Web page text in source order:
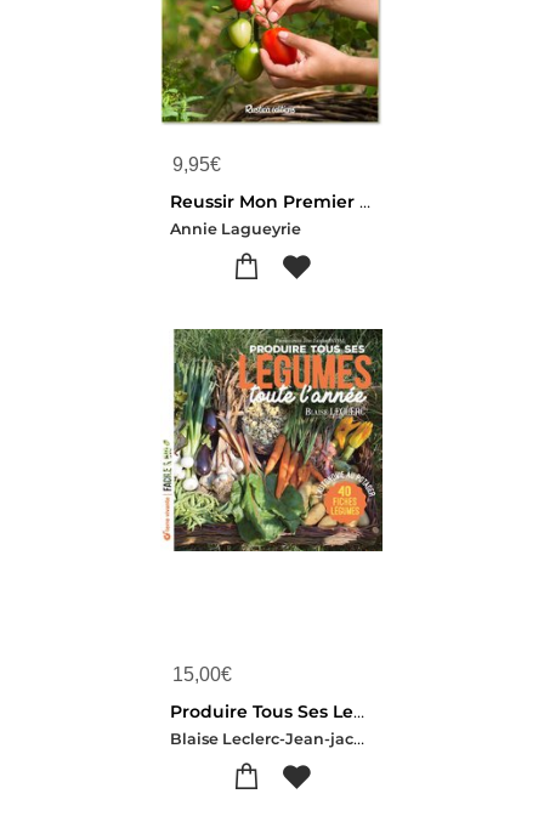
9,95€
Reussir Mon Premier Potager En 10 Etapes
Annie Lagueyrie
15,00€
Produire Tous Ses Legumes Toute L'annee
Blaise Leclerc-Jean-jacques Raynal